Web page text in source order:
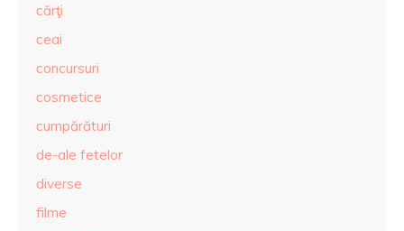
cărţi
ceai
concursuri
cosmetice
cumpărături
de-ale fetelor
diverse
filme